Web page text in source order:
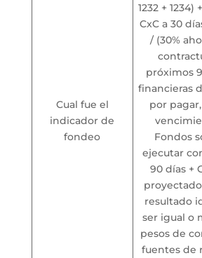
Cual fue el
indicador de
fondeo
1232 +
CxC a 30
/ (30%
próximos
financieras
por
Fondos
ejecutar
90 días +
resultado
ser igual o
pesos de
fuentes de